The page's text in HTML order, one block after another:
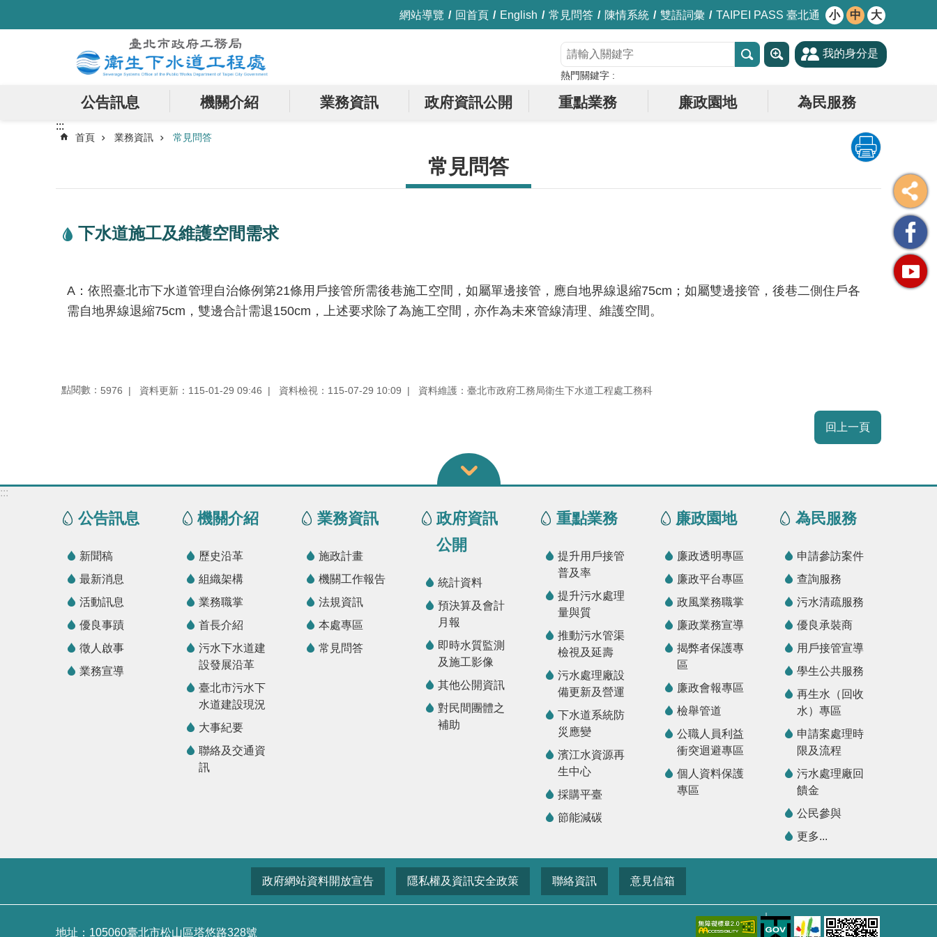
網站導覽 回首頁 English 常見問答 陳情系統 雙語詞彙 TAIPEI PASS 臺北通 小 中 大
熱門關鍵字
我的身分是
公告訊息 機關介紹 業務資訊 政府資訊公開 重點業務 廉政園地 為民服務
:::
首頁 業務資訊 常見問答
常見問答
下水道施工及維護空間需求
A：依照臺北市下水道管理自治條例第21條用戶接管所需後巷施工空間，如屬單邊接管，應自地界線退縮75cm；如屬雙邊接管，後巷二側住戶各
需自地界線退縮75cm，雙邊合計需退150cm，上述要求除了為施工空間，亦作為未來管線清理、維護空間。
點閱數： 5976 資料更新：115-01-29 09:46 資料檢視：115-07-29 10:09 資料維護：臺北市政府工務局衛生下水道工程處工務科
回上一頁
:::
公告訊息
新聞稿
最新消息
活動訊息
優良事蹟
徵人啟事
業務宣導
機關介紹
歷史沿革
組織架構
業務職掌
首長介紹
污水下水道建
設發展沿革
臺北市污水下
水道建設現況
大事紀要
聯絡及交通資
訊
業務資訊
施政計畫
機關工作報告
法規資訊
本處專區
常見問答
政府資訊
公開
統計資料
預決算及會計
月報
即時水質監測
及施工影像
其他公開資訊
對民間團體之
補助
重點業務
提升用戶接管
普及率
提升污水處理
量與質
推動污水管渠
檢視及延壽
污水處理廠設
備更新及營運
下水道系統防
災應變
濱江水資源再
生中心
採購平臺
節能減碳
廉政園地
廉政透明專區
廉政平台專區
政風業務職掌
廉政業務宣導
揭弊者保護專
區
廉政會報專區
檢舉管道
公職人員利益
衝突迴避專區
個人資料保護
專區
為民服務
申請參訪案件
查詢服務
污水清疏服務
優良承裝商
用戶接管宣導
學生公共服務
再生水（回收
水）專區
申請案處理時
限及流程
污水處理廠回
饋金
公民參與
更多...
政府網站資料開放宣告 隱私權及資訊安全政策 聯絡資訊 意見信箱
地址：105060臺北市松山區塔悠路328號